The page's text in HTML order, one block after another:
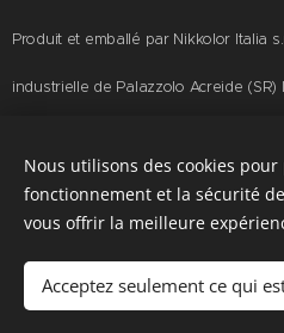
Produit et emballé par Nikkolor Italia
industrielle de Palazzolo Acreide (SR)
© 2006-2026 by Nikkolor Italia
Nous utilisons des cookies
fonctionnement et la sécurité
vous offrir la meilleure
Acceptez seulement ce qui